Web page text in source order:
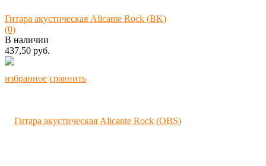
избранное сравнить
Гитара акустическая Alicante Rock (BK)
(0)
В наличии
437,50 руб.